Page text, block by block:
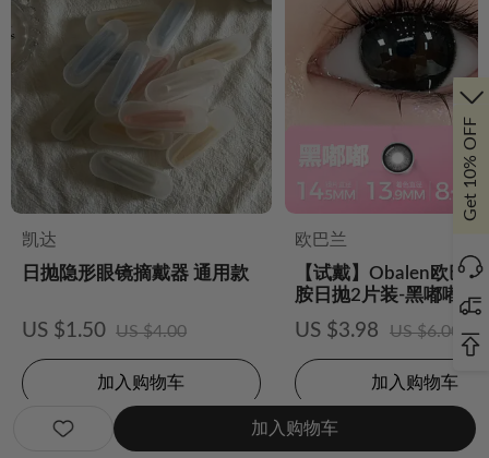
Get 10% OFF
凯达
日抛隐形眼镜摘戴器 通用款
US $1.50 US $4.00
加入购物车
欧巴兰
【试戴】Obalen欧巴
胺日抛2片装-黑嘟嘟
US $3.98 US $6.00
加入购物车
加入购物车